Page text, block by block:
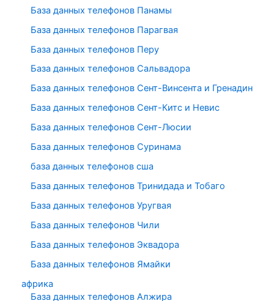
База данных телефонов Панамы
База данных телефонов Парагвая
База данных телефонов Перу
База данных телефонов Сальвадора
База данных телефонов Сент-Винсента и Гренадин
База данных телефонов Сент-Китс и Невис
База данных телефонов Сент-Люсии
База данных телефонов Суринама
база данных телефонов сша
База данных телефонов Тринидада и Тобаго
База данных телефонов Уругвая
База данных телефонов Чили
База данных телефонов Эквадора
База данных телефонов Ямайки
африка
База данных телефонов Алжира